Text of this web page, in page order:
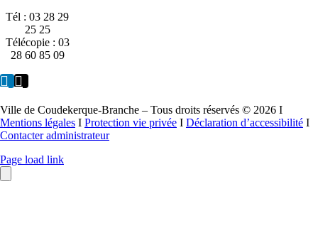
Tél : 03 28 29
25 25
Télécopie : 03
28 60 85 09
Ville de Coudekerque-Branche – Tous droits réservés © 2026 I
Mentions légales I Protection vie privée I Déclaration d’accessibilité I
Contacter administrateur
Page load link